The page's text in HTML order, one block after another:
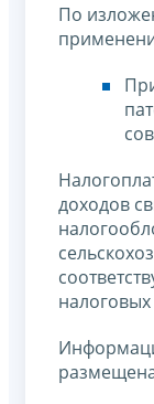
По
доходов